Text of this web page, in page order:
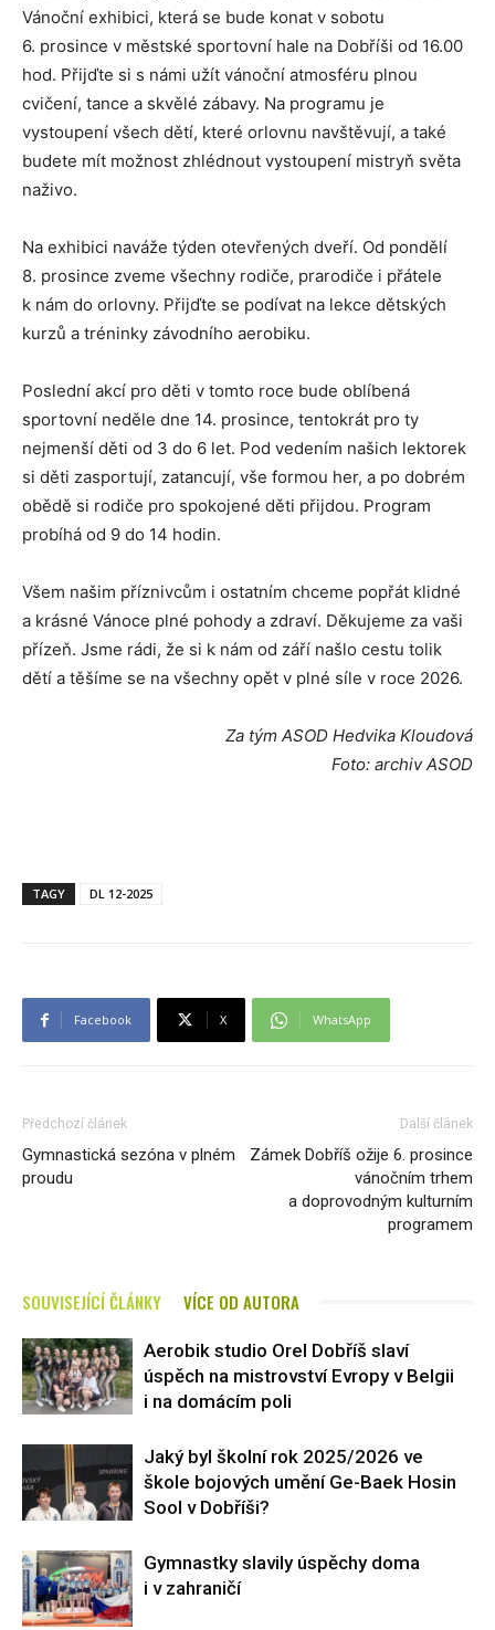
Vánoční exhibici, která se bude konat v sobotu
6. prosince v městské sportovní hale na Dobříši od 16.00
hod. Přijďte si s námi užít vánoční atmosféru plnou
cvičení, tance a skvělé zábavy. Na programu je
vystoupení všech dětí, které orlovnu navštěvují, a také
budete mít možnost zhlédnout vystoupení mistryň světa
naživo.
Na exhibici naváže týden otevřených dveří. Od pondělí
8. prosince zveme všechny rodiče, prarodiče i přátele
k nám do orlovny. Přijďte se podívat na lekce dětských
kurzů a tréninky závodního aerobiku.
Poslední akcí pro děti v tomto roce bude oblíbená
sportovní neděle dne 14. prosince, tentokrát pro ty
nejmenší děti od 3 do 6 let. Pod vedením našich lektorek
si děti zasportují, zatancují, vše formou her, a po dobrém
obědě si rodiče pro spokojené děti přijdou. Program
probíhá od 9 do 14 hodin.
Všem našim příznivcům i ostatním chceme popřát klidné
a krásné Vánoce plné pohody a zdraví. Děkujeme za vaši
přízeň. Jsme rádi, že si k nám od září našlo cestu tolik
dětí a těšíme se na všechny opět v plné síle v roce 2026.
Za tým ASOD Hedvika Kloudová
Foto: archiv ASOD
TAGY DL 12-2025
Facebook X WhatsApp
Předchozí článek
Gymnastická sezóna v plném
proudu
Další článek
Zámek Dobříš ožije 6. prosince
vánočním trhem
a doprovodným kulturním
programem
SOUVISEJÍCÍ ČLÁNKY VÍCE OD AUTORA
Aerobik studio Orel Dobříš slaví
úspěch na mistrovství Evropy v Belgii
i na domácím poli
Jaký byl školní rok 2025/2026 ve
škole bojových umění Ge-Baek Hosin
Sool v Dobříši?
Gymnastky slavily úspěchy doma
i v zahraničí